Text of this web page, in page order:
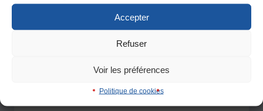
Accepter
Refuser
Voir les préférences
Politique de cookies
2 AVENUE DE LA GARE